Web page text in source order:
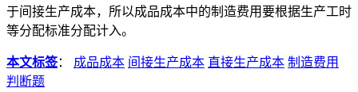
于间接生产成本，所以成品成本中的制造费用要根据生产工时
等分配标准分配计入。
本文标签： 成品成本 间接生产成本 直接生产成本 制造费用
判断题